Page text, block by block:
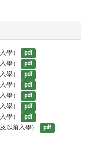
學） pdf
學） pdf
學） pdf
學） pdf
學） pdf
學） pdf
學） pdf
以前入學） pdf